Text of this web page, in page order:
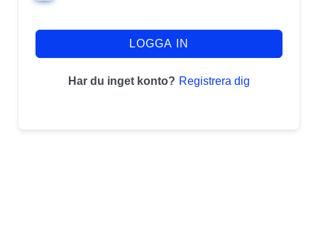
LOGGA IN
Har du inget konto? Registrera dig